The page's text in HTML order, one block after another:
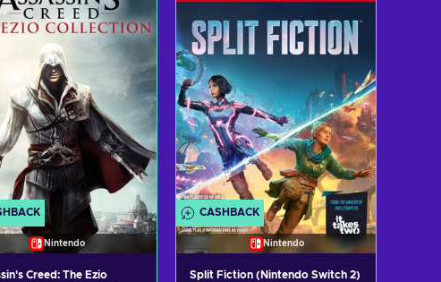
Nintendo
Creed: The Ezio
CASHBACK
Nintendo
Split Fiction (Nintendo Switch 2)